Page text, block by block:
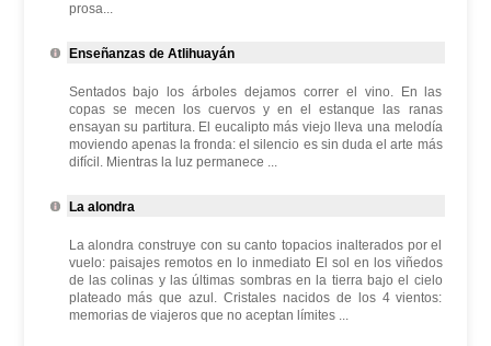
prosa...
Enseñanzas de Atlihuayán
Sentados bajo los árboles dejamos correr el vino. En las
copas se mecen los cuervos y en el estanque las ranas
ensayan su partitura. El eucalipto más viejo lleva una melodía
moviendo apenas la fronda: el silencio es sin duda el arte más
difícil. Mientras la luz permanece ...
La alondra
La alondra construye con su canto topacios inalterados por el
vuelo: paisajes remotos en lo inmediato El sol en los viñedos
de las colinas y las últimas sombras en la tierra bajo el cielo
plateado más que azul. Cristales nacidos de los 4 vientos:
memorias de viajeros que no aceptan límites ...